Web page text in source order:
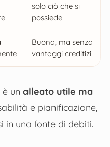
solo ciò che si
possiede
Buona, ma senza
vantaggi creditizi
un alleato utile ma
e pianificazione,
in una fonte di debiti.